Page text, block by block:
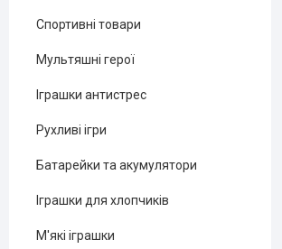
Спортивні товари
Мультяшні герої
Іграшки антистрес
Рухливі ігри
Батарейки та акумулятори
Іграшки для хлопчиків
М'які іграшки